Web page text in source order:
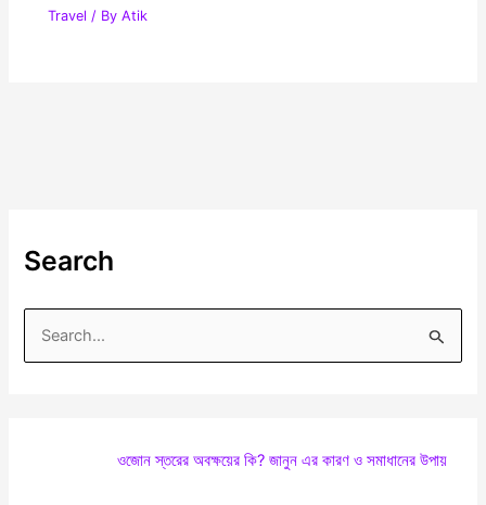
Travel / ByAtik
Search
ওজোন স্তরের অবক্ষয়ের কি? জানুন এর কারণ ও সমাধানের উপায়